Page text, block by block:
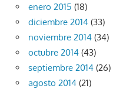
enero 2015 (18)
diciembre 2014 (33)
noviembre 2014 (34)
octubre 2014 (43)
septiembre 2014 (26)
agosto 2014 (21)